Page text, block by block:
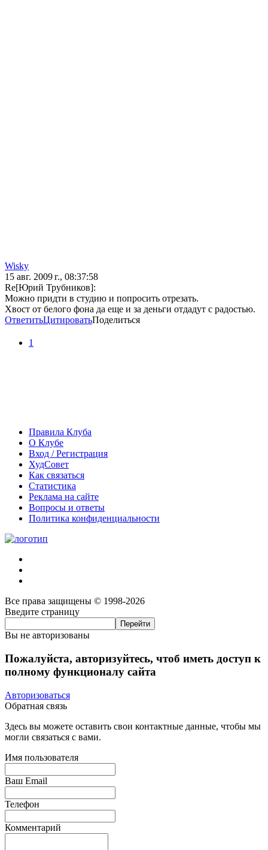
Wisky
15 авг. 2009 г., 08:37:58
Re[Юрий Трубников]:
Можно придти в студию и попросить отрезать.
Хвост от белого фона да еще и за деньги отдадут с радостью.
ОтветитьЦитироватьПоделиться
1
Правила Клуба
О Клубе
Вход / Регистрация
ХудСовет
Как связаться
Статистика
Реклама на сайте
Вопросы и ответы
Политика конфиденциальности
Все права защищены © 1998-2026
Введите страницу
Вы не авторизованы
Пожалуйста, авторизуйтесь, чтоб иметь доступ к
полному функционалу сайта
Авторизоваться
Обратная связь
Здесь вы можете оставить свои контактные данные, чтобы мы
могли связаться с вами.
Имя пользователя
Ваш Email
Телефон
Комментарий